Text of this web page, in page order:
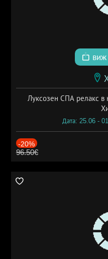
виж
Луксозен СПА релакс в
Дата: 25.06 -
-20%
96.50€